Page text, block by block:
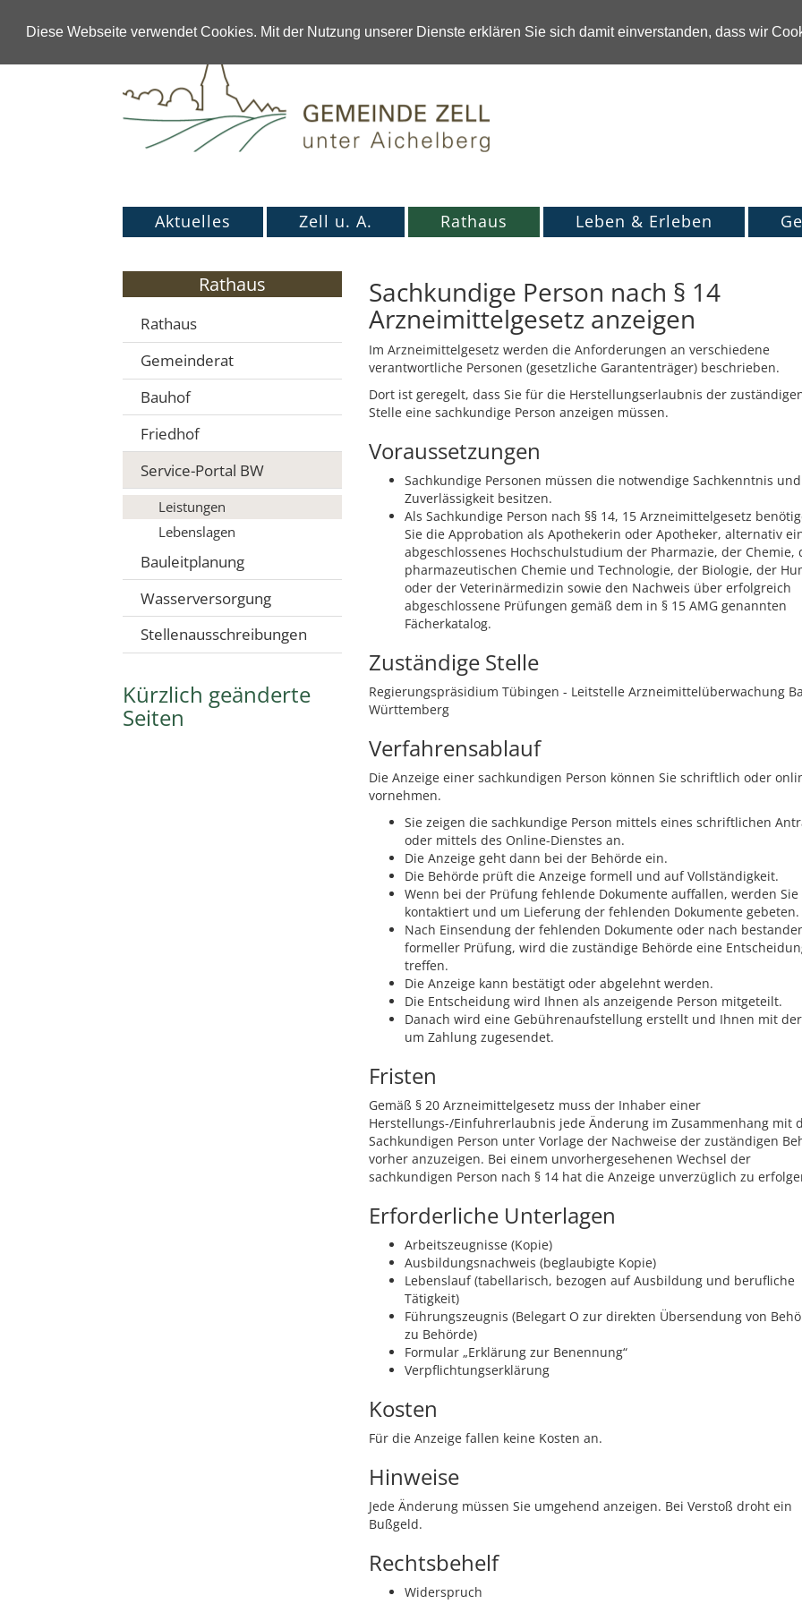
Diese Webseite verwendet Cookies. Mit der Nutzung unserer Dienste erklären Sie sich damit einverstanden, dass wir
Aktuelles Zell u. A. Rathaus Leben & Erleben
Sachkundige Person nach § 14
Arzneimittelgesetz anzeigen
Im Arzneimittelgesetz werden die Anforderungen an verschiedene
verantwortliche Personen (gesetzliche Garantenträger) beschrieben.
Dort ist geregelt, dass Sie für die Herstellungserlaubnis der
Stelle eine sachkundige Person anzeigen müssen.
Voraussetzungen
Sachkundige Personen müssen die notwendige Sachkenntnis und
Zuverlässigkeit besitzen.
Als Sachkundige Person nach §§ 14, 15 Arzneimittelgesetz
Sie die Approbation als Apothekerin oder Apotheker, alternativ
abgeschlossenes Hochschulstudium der Pharmazie, der Chemie,
pharmazeutischen Chemie und Technologie, der Biologie, der
oder der Veterinärmedizin sowie den Nachweis über erfolgreich
abgeschlossene Prüfungen gemäß dem in § 15 AMG genannten
Fächerkatalog.
Zuständige Stelle
Regierungspräsidium Tübingen - Leitstelle Arzneimittelüberwachung
Württemberg
Verfahrensablauf
Die Anzeige einer sachkundigen Person können Sie schriftlich oder
vornehmen.
Sie zeigen die sachkundige Person mittels eines schriftlichen
oder mittels des Online-Dienstes an.
Die Anzeige geht dann bei der Behörde ein.
Die Behörde prüft die Anzeige formell und auf Vollständigkeit.
Wenn bei der Prüfung fehlende Dokumente auffallen, werden Sie
kontaktiert und um Lieferung der fehlenden Dokumente gebeten.
Nach Einsendung der fehlenden Dokumente oder nach
formeller Prüfung, wird die zuständige Behörde eine
treffen.
Die Anzeige kann bestätigt oder abgelehnt werden.
Die Entscheidung wird Ihnen als anzeigende Person mitgeteilt.
Danach wird eine Gebührenaufstellung erstellt und Ihnen mit
um Zahlung zugesendet.
Fristen
Gemäß § 20 Arzneimittelgesetz muss der Inhaber einer
Herstellungs-/Einfuhrerlaubnis jede Änderung im Zusammenhang mit
Sachkundigen Person unter Vorlage der Nachweise der zuständigen
vorher anzuzeigen. Bei einem unvorhergesehenen Wechsel der
sachkundigen Person nach § 14 hat die Anzeige unverzüglich zu
Erforderliche Unterlagen
Arbeitszeugnisse (Kopie)
Ausbildungsnachweis (beglaubigte Kopie)
Lebenslauf (tabellarisch, bezogen auf Ausbildung und berufliche
Tätigkeit)
Führungszeugnis (Belegart O zur direkten Übersendung von
zu Behörde)
Formular „Erklärung zur Benennung“
Verpflichtungserklärung
Kosten
Für die Anzeige fallen keine Kosten an.
Hinweise
Jede Änderung müssen Sie umgehend anzeigen. Bei Verstoß droht ein
Bußgeld.
Rechtsbehelf
Widerspruch
Rathaus
Rathaus
Gemeinderat
Bauhof
Friedhof
Service-Portal BW
Leistungen
Lebenslagen
Bauleitplanung
Wasserversorgung
Stellenausschreibungen
Kürzlich geänderte
Seiten